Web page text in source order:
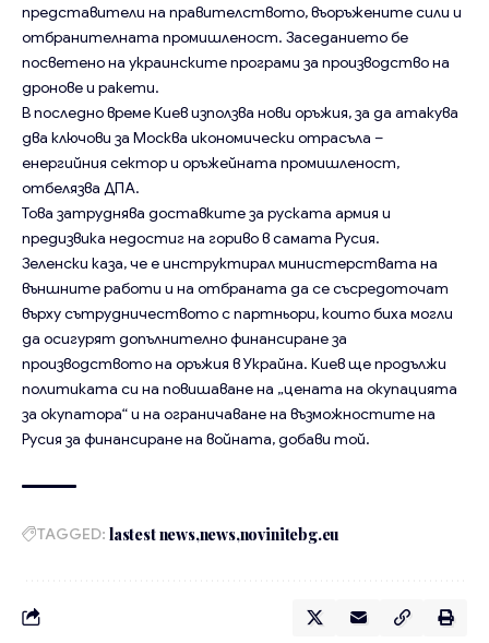
представители на правителството, въоръжените сили и
отбранителната промишленост. Заседанието бе
посветено на украинските програми за производство на
дронове и ракети.
В последно време Киев използва нови оръжия, за да атакува
два ключови за Москва икономически отрасъла –
енергийния сектор и оръжейната промишленост,
отбелязва ДПА.
Това затруднява доставките за руската армия и
предизвика недостиг на гориво в самата Русия.
Зеленски каза, че е инструктирал министерствата на
външните работи и на отбраната да се съсредоточат
върху сътрудничеството с партньори, които биха могли
да осигурят допълнително финансиране за
производството на оръжия в Украйна. Киев ще продължи
политиката си на повишаване на „цената на окупацията
за окупатора“ и на ограничаване на възможностите на
Русия за финансиране на войната, добави той.
TAGGED: lastest news news novinitebg.eu